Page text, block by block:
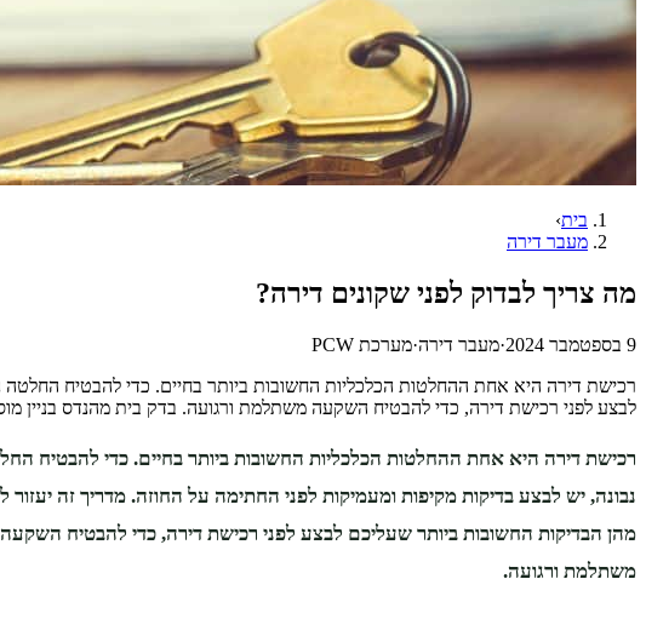
בית›
מעבר דירה
מה צריך לבדוק לפני שקונים דירה?
9 בספטמבר 2024 ·מעבר דירה·מערכת PCW
רכישת דירה היא אחת ההחלטות הכלכליות החשובות ביותר בחיים. כדי להבטיח החלטה
לבצע לפני רכישת דירה, כדי להבטיח השקעה משתלמת ורגועה. בדק בית מהנדס
רכישת דירה היא אחת ההחלטות הכלכליות החשובות ביותר בחיים. כדי להבטיח
נבונה, יש לבצע בדיקות מקיפות ומעמיקות לפני החתימה על החוזה. מדריך זה יעזור
מהן הבדיקות החשובות ביותר שעליכם לבצע לפני רכישת דירה, כדי להבטיח השקעה
משתלמת ורגועה.